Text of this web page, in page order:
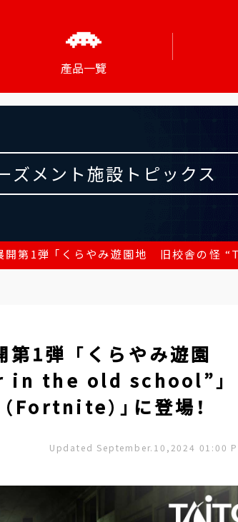
產品一覽
ズメント施設トピックス
開第1弾 「くらやみ遊園地 旧校舎の怪
1弾 「くらやみ遊園
in the old school”」
Fortnite）」に登場！
Updated September.10,2024 01:00